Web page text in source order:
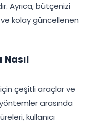
Ayrıca, bütçenizi
kolay güncellenen
çeşitli araçlar ve
arasında
kullanıcı